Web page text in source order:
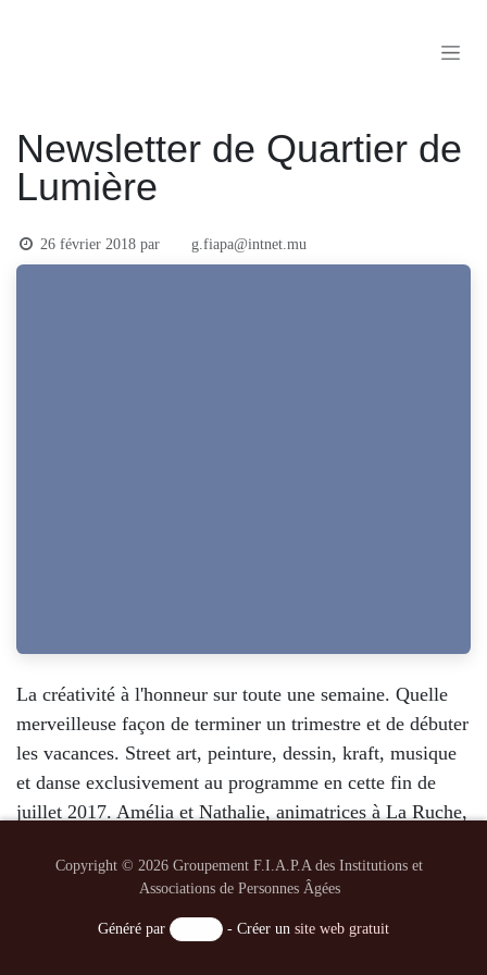
Newsletter de Quartier de
Lumière
26 février 2018 par g.fiapa@intnet.mu
La créativité à l'honneur sur toute une
semaine. Quelle merveilleuse façon de
terminer un trimestre et de débuter les
vacances. Street art, peinture, dessin, kraft,
musique et danse exclusivement au
et Nathalie, animatrices à La Ruche, ont
ramené toute une bande de jeunes, artistes
pour la plupart, qui bénévolement ont animé
Copyright © 2026 Groupement F.I.A.P.A des Institutions et
Associations de Personnes Âgées
Généré par - Créer unsite web gratuit